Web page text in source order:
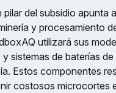
pilar del subsidio apunta
y procesamiento
utilizará sus
sistemas de baterías
Estos componentes
costosos microcortes